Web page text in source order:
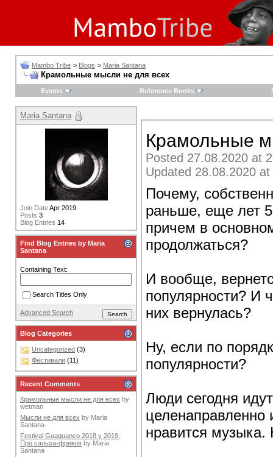
Mambo Tribe > Blogs > Maria Santana
Крамольные мысли не для всех
Events Reference Books
Крамольные
Posted 27.08.2020 at
Updated 28.08.2020
Почему,
раньше, еще лет
причем в
продолжаться?
И вообще,
популярности? И
них вернулась?
Ну, если по
популярности?
Люди сегодня
целенаправленно
нравится
Maria Santana
Join DateApr 2019
Posts 3
Blog Entries 14
Find Blog Entries by Maria
Santana
Containing Text:
Search Titles Only
Advanced Search
Blog Categories
Uncategorized (3)
Фестивали (11)
Recent Comments
Крамольные мысли не для всех by
wetman
Мысли не для всех by Maria
Santana
Festival Guaguanco 2018 y 2019.
Про сальса-фриков by Maria
Santana